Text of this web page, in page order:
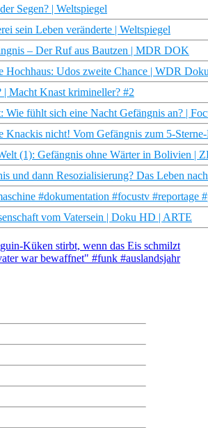
Segen? | Weltspiegel
sein Leben veränderte | Weltspiegel
– Der Ruf aus Bautzen | MDR DOK
Hochhaus: Udos zweite Chance | WDR Doku
| Macht Knast krimineller? #2
Wie fühlt sich eine Nacht Gefängnis an? |
Knackis nicht! Vom Gefängnis zum 5-
(1): Gefängnis ohne Wärter in Bolivien |
und dann Resozialisierung? Das Leben
#dokumentation #focustv #reportage
vom Vatersein | Doku HD | ARTE
Küken stirbt, wenn das Eis schmilzt
war bewaffnet" #funk #auslandsjahr